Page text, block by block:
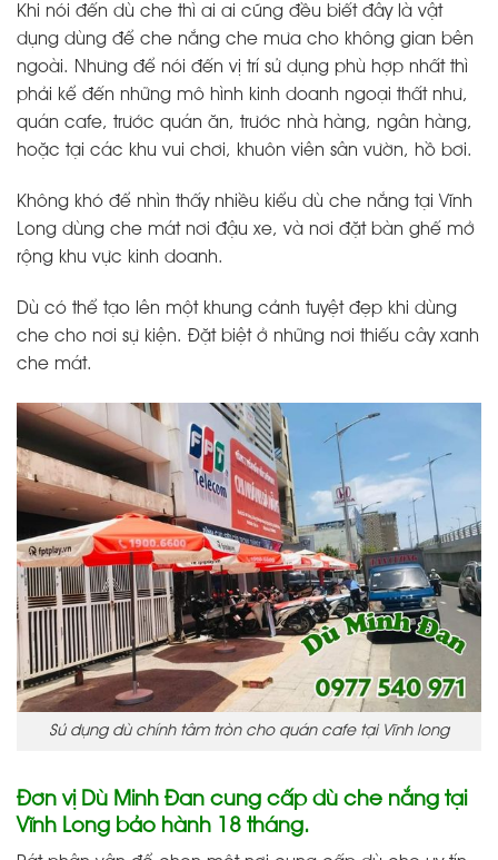
Khi nói đến dù che thì ai ai cũng đều biết đây là vật
dụng dùng để che nắng che mưa cho không gian bên
ngoài. Nhưng để nói đến vị trí sử dụng phù hợp nhất thì
phải kể đến những mô hình kinh doanh ngoại thất như,
quán cafe, trước quán ăn, trước nhà hàng, ngân hàng,
hoặc tại các khu vui chơi, khuôn viên sân vườn, hồ bơi.
Không khó để nhìn thấy nhiều kiểu dù che nắng tại Vĩnh
Long dùng che mát nơi đậu xe, và nơi đặt bàn ghế mở
rộng khu vực kinh doanh.
Dù có thể tạo lên một khung cảnh tuyệt đẹp khi dùng
che cho nơi sự kiện. Đặt biệt ở những nơi thiếu cây xanh
che mát.
Sủ dụng dù chính tâm tròn cho quán cafe tại Vĩnh long
Đơn vị Dù Minh Đan cung cấp dù che nắng tại
Vĩnh Long bảo hành 18 tháng.